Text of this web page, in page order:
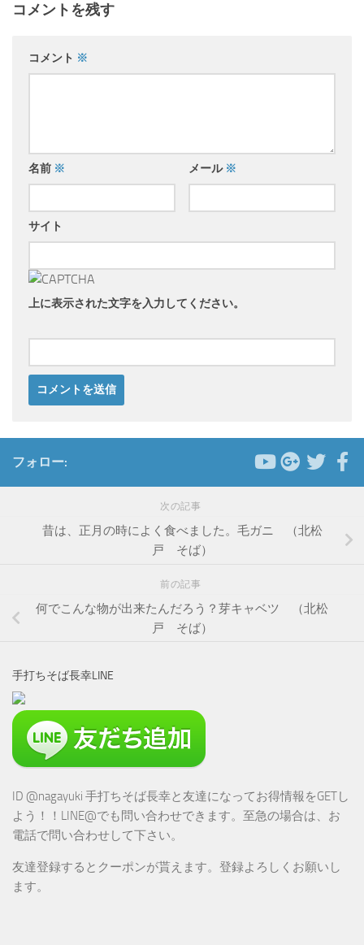
コメントを残す
コメント ※
名前 ※ メール ※
サイト
上に表示された文字を入力してください。
フォロー:
次の記事
昔は、正月の時によく食べました。毛ガニ （北松
戸 そば）
前の記事
何でこんな物が出来たんだろう？芽キャベツ （北松
戸 そば）
手打ちそば長幸LINE
ID @nagayuki 手打ちそば長幸と友達になってお得情報をGETし
よう！！LINE@でも問い合わせできます。至急の場合は、お
電話で問い合わせして下さい。
友達登録するとクーポンが貰えます。登録よろしくお願いし
ます。